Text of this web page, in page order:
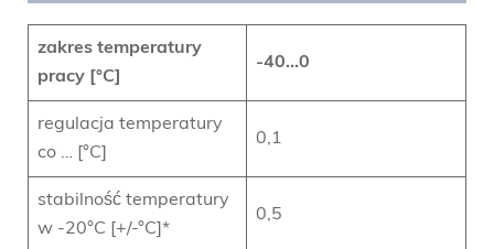
zakres temperatury
pracy [°C]
-40…0
regulacja temperatury
co … [°C]
0,1
stabilność temperatury
w -20°C [+/-°C]*
0,5